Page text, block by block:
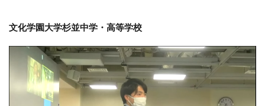
文化学園大学杉並中学・高等学校